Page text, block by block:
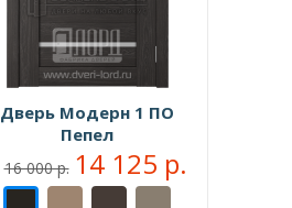
Дверь Модерн 1 ПО
Пепел
16 000 р. 14 125 р.